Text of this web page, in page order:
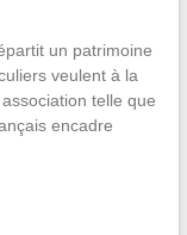
un patrimoine
veulent à la
telle que
encadre